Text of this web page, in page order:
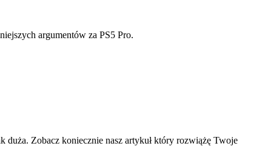
argumentów za PS5 Pro.
duża. Zobacz koniecznie nasz artykuł który rozwiążę Twoje